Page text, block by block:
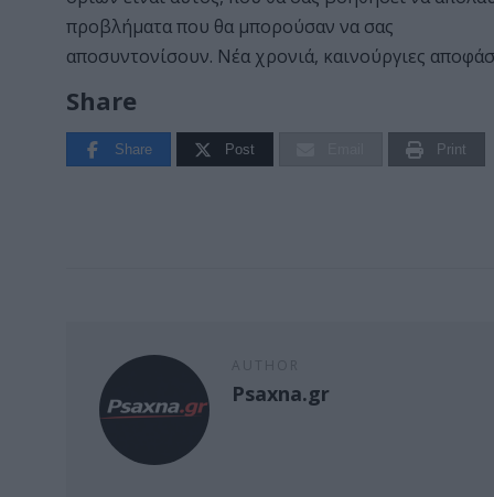
προβλήματα που θα μπορούσαν να σας
αποσυντονίσουν. Νέα χρονιά, καινούργιες
Share
Share Post Print
Psaxna.gr